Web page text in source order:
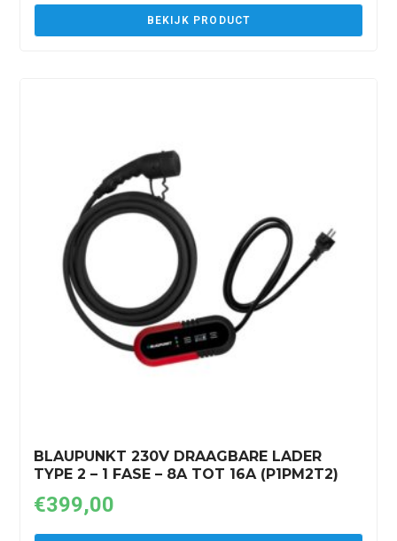
BEKIJK PRODUCT
BLAUPUNKT 230V DRAAGBARE LADER
TYPE 2 – 1 FASE – 8A TOT 16A (P1PM2T2)
€399,00